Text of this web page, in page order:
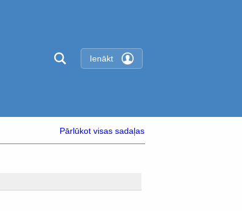
Ienākt
Pārlūkot visas sadaļas